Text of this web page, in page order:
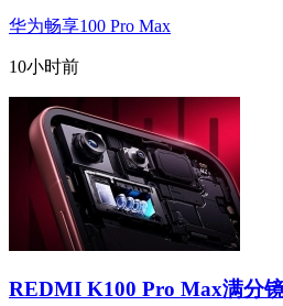
华为畅享100 Pro Max
10小时前
REDMI K100 Pro Max满分